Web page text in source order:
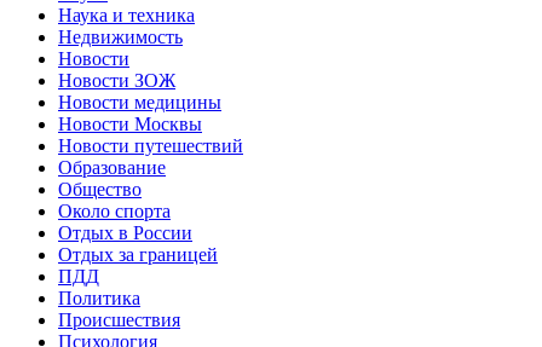
Наука и техника
Недвижимость
Новости
Новости ЗОЖ
Новости медицины
Новости Москвы
Новости путешествий
Образование
Общество
Около спорта
Отдых в России
Отдых за границей
ПДД
Политика
Происшествия
Психология